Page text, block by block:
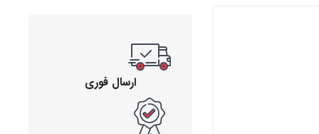
ارسال فوری